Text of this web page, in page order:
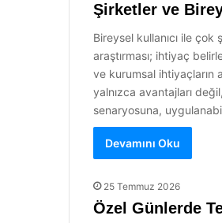
Şirketler ve
Bireysel kullanıcı ile çok
araştırması; ihtiyaç
ve kurumsal ihtiyaçların
yalnızca avantajları
senaryosuna,
Devamını Oku
25 Temmuz 2026
Özel Günlerde